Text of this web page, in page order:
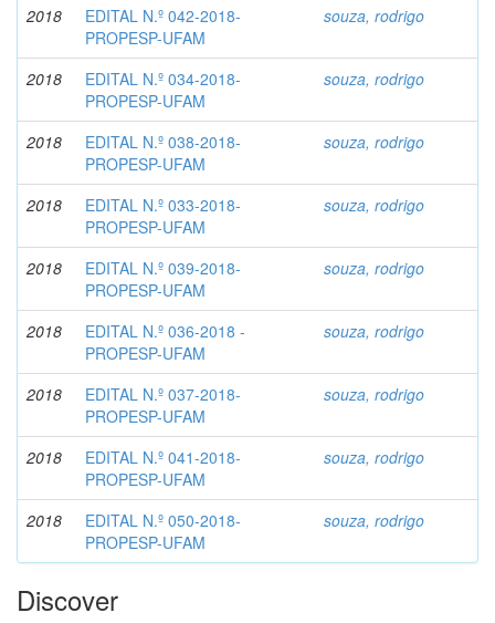
2018
EDITAL N.º 042-2018-
PROPESP-UFAM
souza, rodrigo
2018
EDITAL N.º 034-2018-
PROPESP-UFAM
souza, rodrigo
2018
EDITAL N.º 038-2018-
PROPESP-UFAM
souza, rodrigo
2018
EDITAL N.º 033-2018-
PROPESP-UFAM
souza, rodrigo
2018
EDITAL N.º 039-2018-
PROPESP-UFAM
souza, rodrigo
2018
EDITAL N.º 036-2018 -
PROPESP-UFAM
souza, rodrigo
2018
EDITAL N.º 037-2018-
PROPESP-UFAM
souza, rodrigo
2018
EDITAL N.º 041-2018-
PROPESP-UFAM
souza, rodrigo
2018
EDITAL N.º 050-2018-
PROPESP-UFAM
souza, rodrigo
Discover